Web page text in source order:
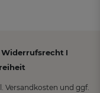
Widerrufsrecht I
Versandkosten und ggf.